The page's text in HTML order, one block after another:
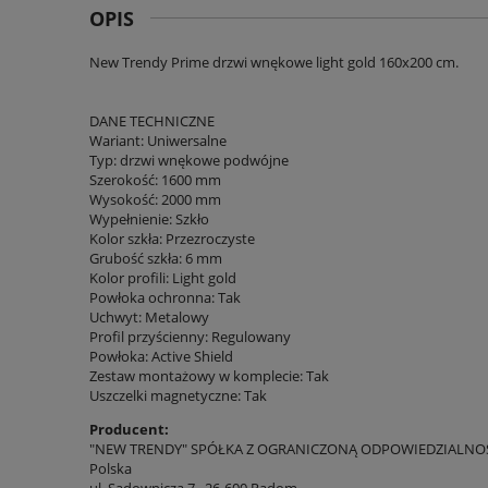
OPIS
New Trendy Prime drzwi wnękowe light gold 160x200 cm.
DANE TECHNICZNE
Wariant: Uniwersalne
Typ: drzwi wnękowe podwójne
Szerokość: 1600 mm
Wysokość: 2000 mm
Wypełnienie: Szkło
Kolor szkła: Przezroczyste
Grubość szkła: 6 mm
Kolor profili: Light gold
Powłoka ochronna: Tak
Uchwyt: Metalowy
Profil przyścienny: Regulowany
Powłoka: Active Shield
Zestaw montażowy w komplecie: Tak
Uszczelki magnetyczne: Tak
Producent:
"NEW TRENDY" SPÓŁKA Z OGRANICZONĄ
Polska